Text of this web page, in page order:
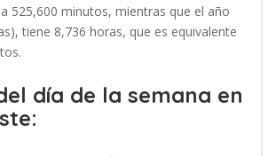
525,600 minutos, mientras que el año
tiene 8,736 horas, que es equivalente
día de la semana en